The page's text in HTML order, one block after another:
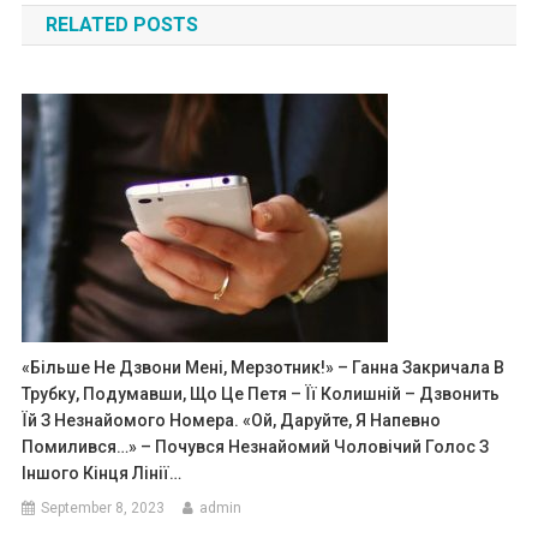
RELATED POSTS
«Більше Не Дзвони Мені, Мерзотник!» – Ганна Закричала В
Трубку, Подумавши, Що Це Петя – Її Колишній – Дзвонить
Їй З Незнайомого Номера. «Ой, Даруйте, Я Напевно
Помилився…» – Почувся Незнайомий Чоловічий Голос З
Іншого Кінця Лінії…
September 8, 2023 admin